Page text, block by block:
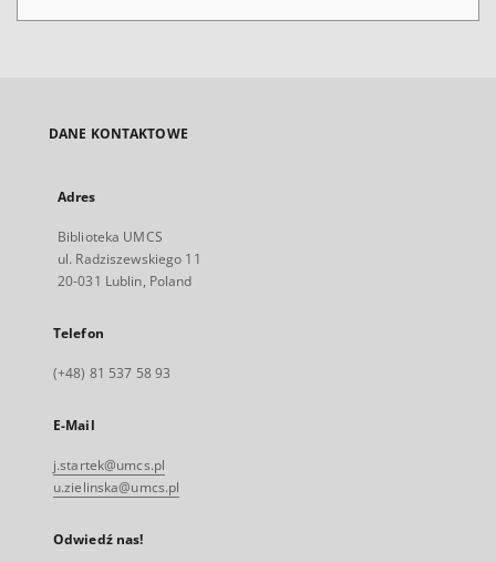
DANE KONTAKTOWE
Adres
Biblioteka UMCS
ul. Radziszewskiego 11
20-031 Lublin, Poland
Telefon
(+48) 81 537 58 93
E-Mail
j.startek@umcs.pl
u.zielinska@umcs.pl
Odwiedź nas!